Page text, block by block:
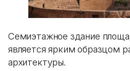
Семиэтажное здание
является ярким образцом
архитектуры.